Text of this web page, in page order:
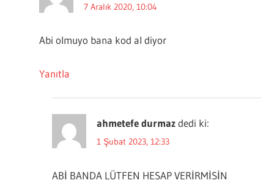
7 Aralık 2020, 10:04
Abi olmuyo bana kod al diyor
Yanıtla
ahmetefe durmazdedi ki:
1 Şubat 2023, 12:33
ABİ BANDA LÜTFEN HESAP VERİRMİSİN